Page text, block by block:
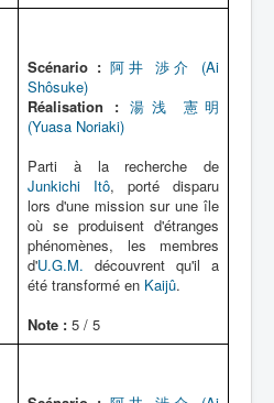
Scénario : 阿井 渉介 (Ai
Shôsuke)
Réalisation : 湯浅 憲明
(Yuasa Noriaki)
Parti à la recherche de
Junkichi Itô, porté disparu
lors d'une mission sur une île
où se produisent d'étranges
phénomènes, les membres
d'U.G.M. découvrent qu'il a
été transformé en Kaijû.
Note : 5 / 5